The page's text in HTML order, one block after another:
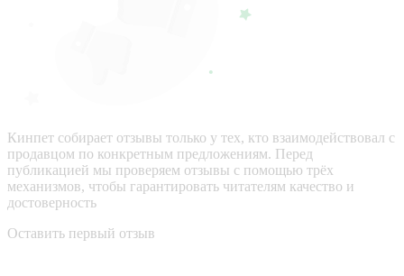
Кинпет собирает отзывы только у тех, кто взаимодействовал с
продавцом по конкретным предложениям. Перед
публикацией мы проверяем отзывы с помощью трёх
механизмов, чтобы гарантировать читателям качество и
достоверность
Оставить первый отзыв